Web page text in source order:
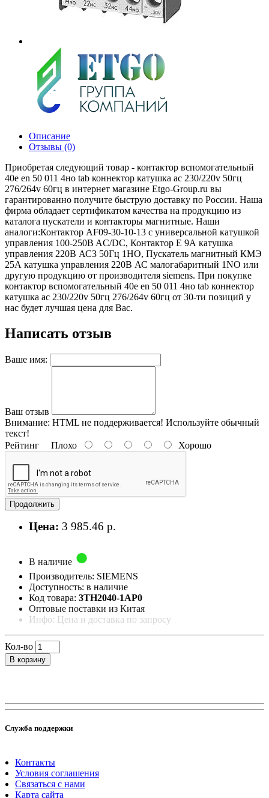
Описание
Отзывы (0)
Приобретая следующий товар - контактор вспомогательный
40e en 50 011 4но tab коннектор катушка ac 230/220v 50гц
276/264v 60гц в интернет магазине Etgo-Group.ru вы
гарантированно получите быструю доставку по России. Наша
фирма обладает сертификатом качества на продукцию из
каталога пускатели и контакторы магнитные. Наши
аналоги:Контактор AF09-30-10-13 с универсальной катушкой
управления 100-250B AC/DC, Контактор E 9А катушка
управления 220В АС3 50Гц 1НО, Пускатель магнитный КМЭ
25А катушка управления 220В АС малогабаритный 1NO или
другую продукцию от производителя siemens. При покупке
контактор вспомогательный 40e en 50 011 4но tab коннектор
катушка ac 230/220v 50гц 276/264v 60гц от 30-ти позиций у
нас будет лучшая цена для Вас.
Написать отзыв
Ваше имя:
Ваш отзыв
Внимание: HTML не поддерживается! Используйте обычный
текст!
Рейтинг Плохо Хорошо
Продолжить
Цена: 3 985.46 р.
В наличие
Производитель: SIEMENS
Доступность: в наличие
Код товара: 3TH2040-1AP0
Оптовые поставки из Китая
Инфо: Цена и доставка по запросу
Кол-во
В корзину
Служба поддержки
Контакты
Условия соглашения
Связаться с нами
Карта сайта